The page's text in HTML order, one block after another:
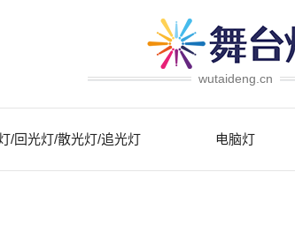
wutaideng.cn
/回光灯/散光灯/追光灯 电脑灯